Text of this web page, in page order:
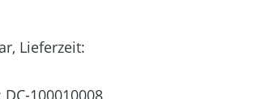
Lieferzeit:
DC-100010008